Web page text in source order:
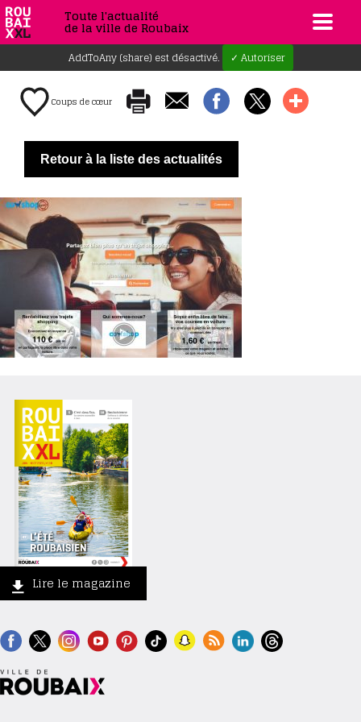
Toute l'actualité
de la ville de Roubaix
AddToAny (share) est désactivé. ✓ Autoriser
Coups de cœur
Retour à la liste des actualités
Lire le magazine